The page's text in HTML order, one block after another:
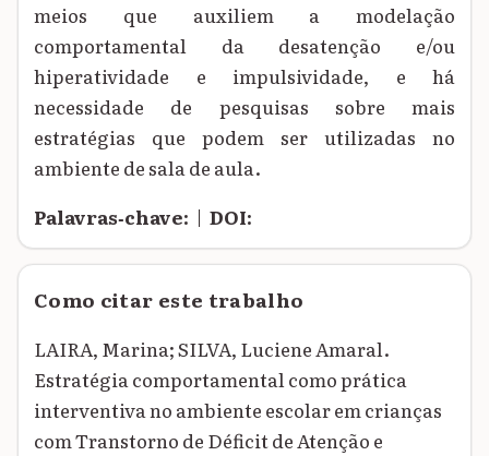
meios que auxiliem a modelação
comportamental da desatenção e/ou
hiperatividade e impulsividade, e há
necessidade de pesquisas sobre mais
estratégias que podem ser utilizadas no
ambiente de sala de aula.
Palavras‑chave: | DOI:
Como citar este trabalho
LAIRA, Marina; SILVA, Luciene Amaral.
Estratégia comportamental como prática
interventiva no ambiente escolar em crianças
com Transtorno de Déficit de Atenção e